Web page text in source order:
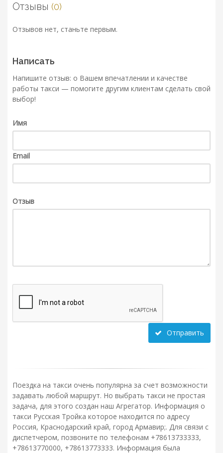
Отзывы (0)
Отзывов нет, станьте первым.
Написать
Напишите отзыв: о Вашем впечатлении и качестве
работы такси — помогите другим клиентам сделать свой
выбор!
Имя
Email
Отзыв
Отправить
Поездка на такси очень популярна за счет возможности
задавать любой маршрут. Но выбрать такси не простая
задача, для этого создан наш Агрегатор. Информация о
такси Русская Тройка которое находится по адресу
Россия, Краснодарский край, город Армавир;. Для связи с
диспетчером, позвоните по телефонам +78613733333,
+78613770000, +78613773333. Информация была